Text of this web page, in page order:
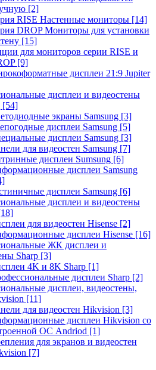
[2]
RISE Настенные мониторы [14]
DROP Мониторы для установки
[15]
для мониторов серии RISE и
[9]
дисплеи 21:9 Jupiter
дисплеи и видеостены
[54]
экраны Samsung [3]
дисплеи Samsung [5]
дисплеи Samsung [3]
для видеостен Samsung [7]
дисплеи Sumsung [6]
дисплеи Samsung
дисплеи Samsung [6]
дисплеи и видеостены
для видеостен Hisense [2]
дисплеи Hisense [16]
ЖК дисплеи и
Sharp [3]
4K и 8K Sharp [1]
дисплеи Sharp [2]
дисплеи, видеостены,
[11]
для видеостен Hikvision [3]
дисплеи Hikvision со
ОС Andriod [1]
для экранов и видеостен
[7]